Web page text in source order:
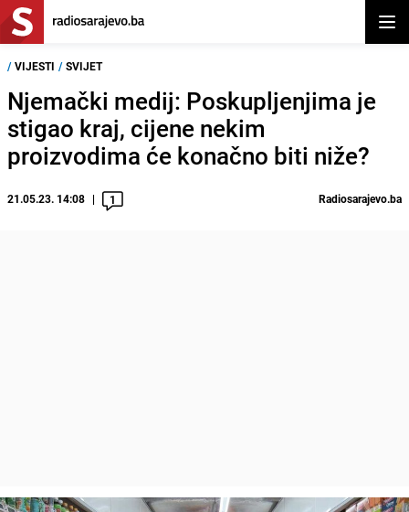
/ VIJESTI / SVIJET
Njemački medij: Poskupljenjima je
stigao kraj, cijene nekim
proizvodima će konačno biti niže?
21.05.23. 14:08 1 Radiosarajevo.ba